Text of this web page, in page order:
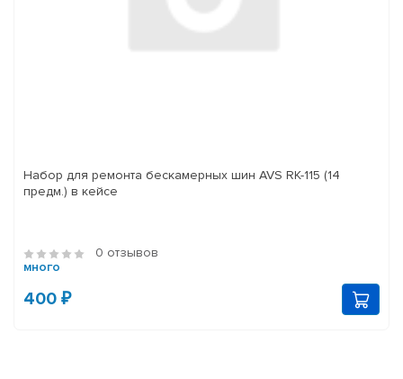
Набор для ремонта бескамерных шин AVS RK-115 (14
предм.) в кейсе
0 отзывов
много
400 ₽